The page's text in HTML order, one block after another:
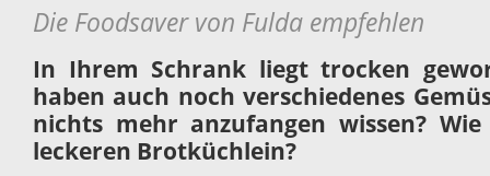
Die Foodsaver von Fulda empfehlen
In Ihrem Schrank liegt trocken
haben auch noch verschiedenes
nichts mehr anzufangen wissen?
leckeren Brotküchlein?